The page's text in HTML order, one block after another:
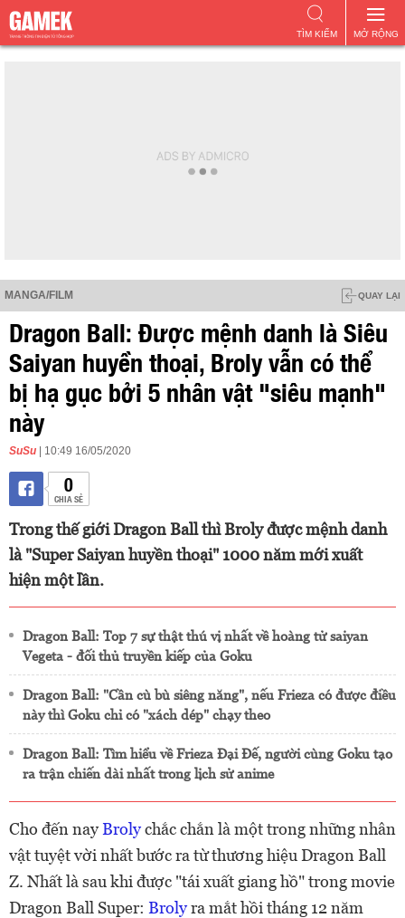
MỞ RỘNG
TÌM KIẾM
MANGA/FILM QUAY LẠI
Dragon Ball: Được mệnh danh là Siêu
Saiyan huyền thoại, Broly vẫn có thể
bị hạ gục bởi 5 nhân vật "siêu mạnh"
này
SuSu | 10:49 16/05/2020
0
CHIA SẺ
Trong thế giới Dragon Ball thì Broly được mệnh danh
là "Super Saiyan huyền thoại" 1000 năm mới xuất
hiện một lần.
Dragon Ball: Top 7 sự thật thú vị nhất về hoàng tử saiyan
Vegeta - đối thủ truyền kiếp của Goku
Dragon Ball: "Cần cù bù siêng năng", nếu Frieza có được điều
này thì Goku chỉ có "xách dép" chạy theo
Dragon Ball: Tìm hiểu về Frieza Đại Đế, người cùng Goku tạo
ra trận chiến dài nhất trong lịch sử anime
Cho đến nayBrolychắc chắn là một trong những nhân
vật tuyệt vời nhất bước ra từ thương hiệu Dragon Ball
Z. Nhất là sau khi được "tái xuất giang hồ" trong movie
Dragon Ball Super: Brolyra mắt hồi tháng 12 năm